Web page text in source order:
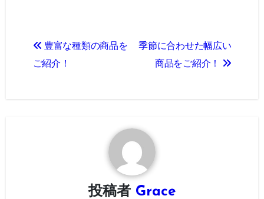
稿
豊富な種類の商品を
ご紹介！
季節に合わせた幅広い
商品をご紹介！
投稿者 Grace